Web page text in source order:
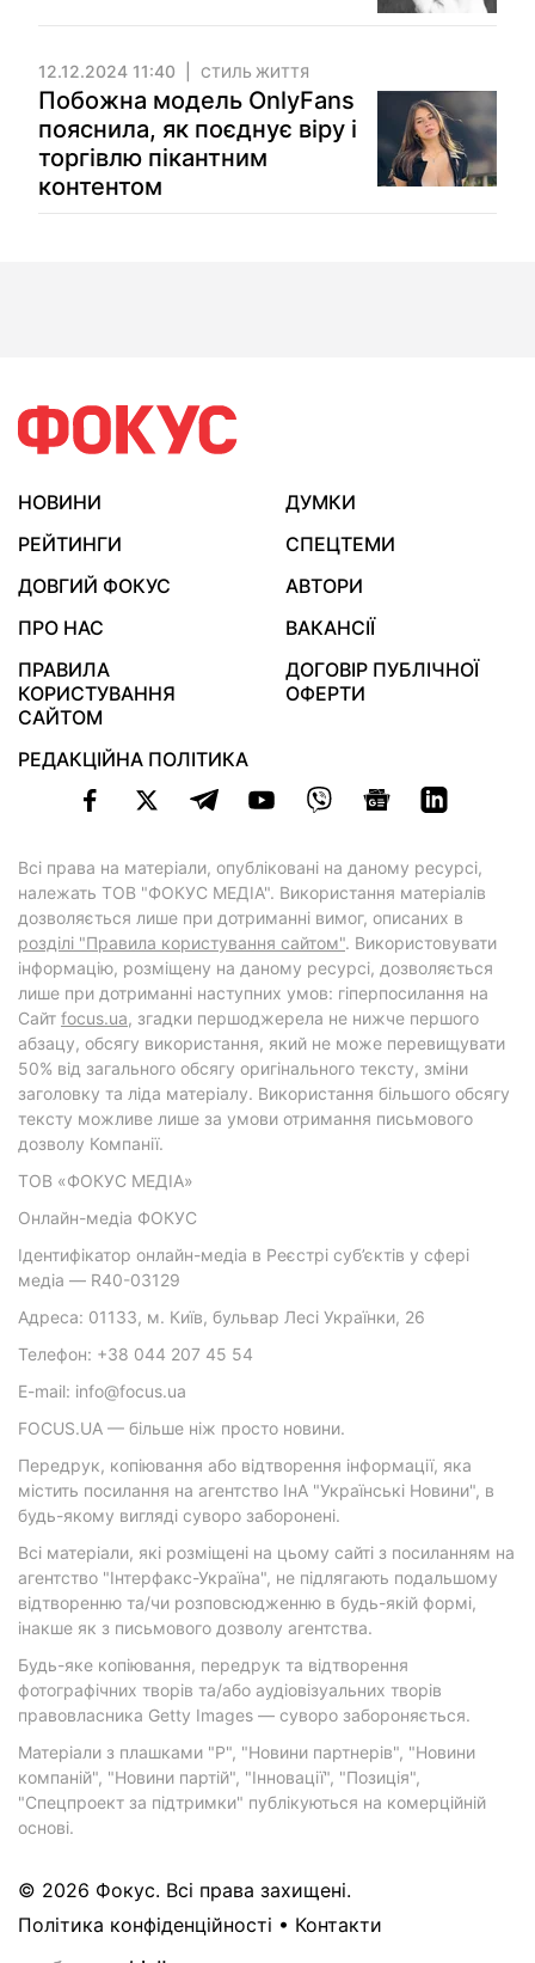
12.12.2024 11:40 СТИЛЬ ЖИТТЯ
Побожна модель OnlyFans
пояснила, як поєднує віру і
торгівлю пікантним
контентом
НОВИНИ
ДУМКИ
РЕЙТИНГИ
СПЕЦТЕМИ
ДОВГИЙ ФОКУС
АВТОРИ
ПРО НАС
ВАКАНСІЇ
ПРАВИЛА
КОРИСТУВАННЯ
САЙТОМ
ДОГОВІР ПУБЛІЧНОЇ
ОФЕРТИ
РЕДАКЦІЙНА ПОЛІТИКА
Всі права на матеріали, опубліковані на даному ресурсі,
належать ТОВ "ФОКУС МЕДІА". Використання матеріалів
дозволяється лише при дотриманні вимог, описаних в
розділі "Правила користування сайтом". Використовувати
інформацію, розміщену на даному ресурсі, дозволяється
лише при дотриманні наступних умов: гіперпосилання на
Cайт focus.ua, згадки першоджерела не нижче першого
абзацу, обсягу використання, який не може перевищувати
50% від загального обсягу оригінального тексту, зміни
заголовку та ліда матеріалу. Використання більшого обсягу
тексту можливе лише за умови отримання письмового
дозволу Компанії.
ТОВ «ФОКУС МЕДІА»
Онлайн-медіа ФОКУС
Ідентифікатор онлайн-медіа в Реєстрі суб’єктів у сфері
медіа — R40-03129
Адреса: 01133, м. Київ, бульвар Лесі Українки, 26
Телефон: +38 044 207 45 54
E-mail: info@focus.ua
FOCUS.UA — більше ніж просто новини.
Передрук, копіювання або відтворення інформації, яка
містить посилання на агентство ІнА "Українські Новини", в
будь-якому вигляді суворо заборонені.
Всі матеріали, які розміщені на цьому сайті з посиланням на
агентство "Інтерфакс-Україна", не підлягають подальшому
відтворенню та/чи розповсюдженню в будь-якій формі,
інакше як з письмового дозволу агентства.
Будь-яке копіювання, передрук та відтворення
фотографічних творів та/або аудіовізуальних творів
правовласника Getty Images — суворо забороняється.
Матеріали з плашками "Р", "Новини партнерів", "Новини
компаній", "Новини партій", "Інновації", "Позиція",
"Спецпроект за підтримки" публікуються на комерційній
основі.
© 2026 Фокус. Всі права захищені.
Політика конфіденційності • Контакти